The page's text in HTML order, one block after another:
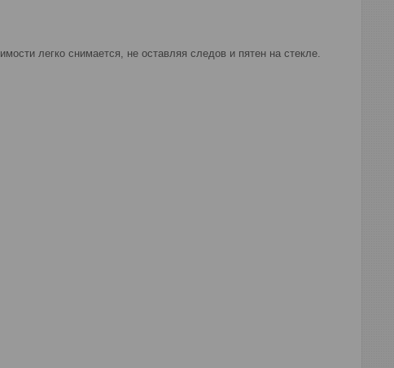
легко снимается, не оставляя следов и пятен на стекле.